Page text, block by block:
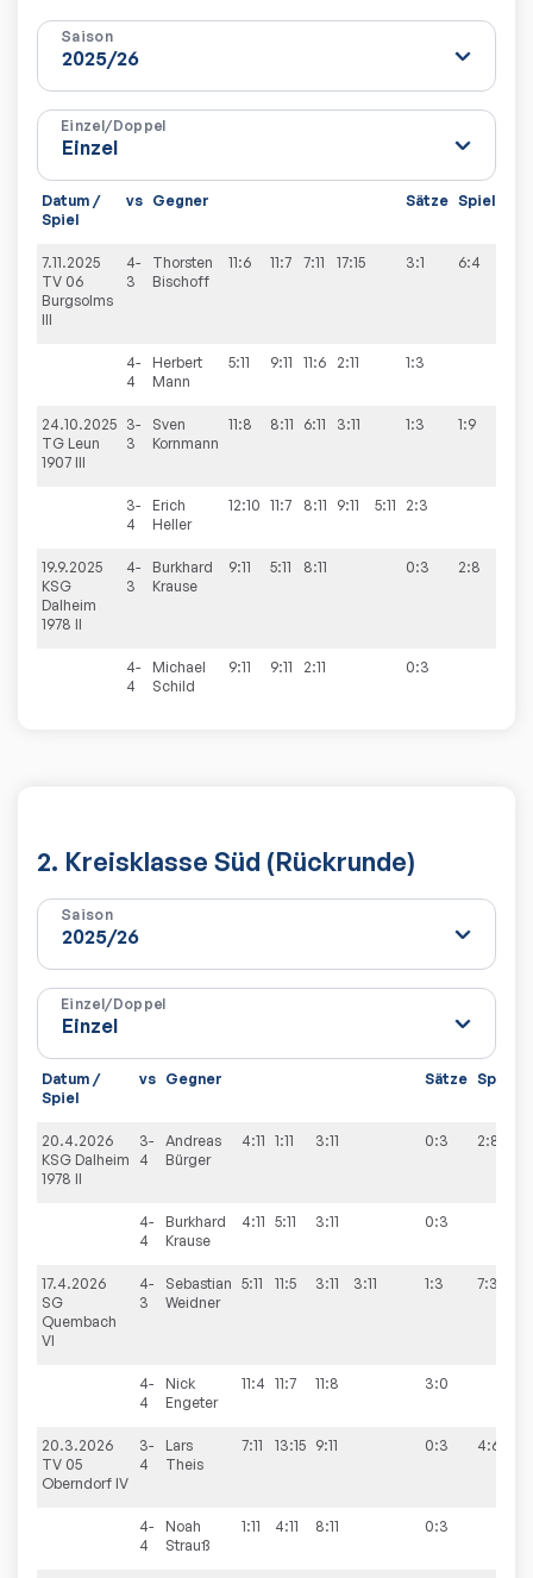
Saison
Einzel/Doppel
Datum /
Spiel
vs Gegner Sätze Spiele
7.11.2025
TV 06
Burgsolms
III
4-
3
Thorsten
Bischoff
11:6 11:7 7:11 17:15 3:1 6:4
4-
4
Herbert
Mann
5:11 9:11 11:6 2:11 1:3
24.10.2025
TG Leun
1907 III
3-
3
Sven
Kornmann
11:8 8:11 6:11 3:11 1:3 1:9
3-
4
Erich
Heller
12:10 11:7 8:11 9:11 5:11 2:3
19.9.2025
KSG
Dalheim
1978 II
4-
3
Burkhard
Krause
9:11 5:11 8:11 0:3 2:8
4-
4
Michael
Schild
9:11 9:11 2:11 0:3
2. Kreisklasse Süd (Rückrunde)
Saison
Einzel/Doppel
Datum /
Spiel
vs Gegner Sätze Spiele
20.4.2026
KSG Dalheim
1978 II
3-
4
Andreas
Bürger
4:11 1:11 3:11 0:3 2:8
4-
4
Burkhard
Krause
4:11 5:11 3:11 0:3
17.4.2026
SG
Quembach
VI
4-
3
Sebastian
Weidner
5:11 11:5 3:11 3:11 1:3 7:3
4-
4
Nick
Engeter
11:4 11:7 11:8 3:0
20.3.2026
TV 05
Oberndorf IV
3-
4
Lars
Theis
7:11 13:15 9:11 0:3 4:6
4-
4
Noah
Strauß
1:11 4:11 8:11 0:3